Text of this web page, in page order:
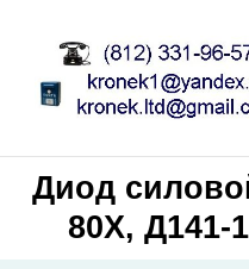
Диод
80Х, Д141-